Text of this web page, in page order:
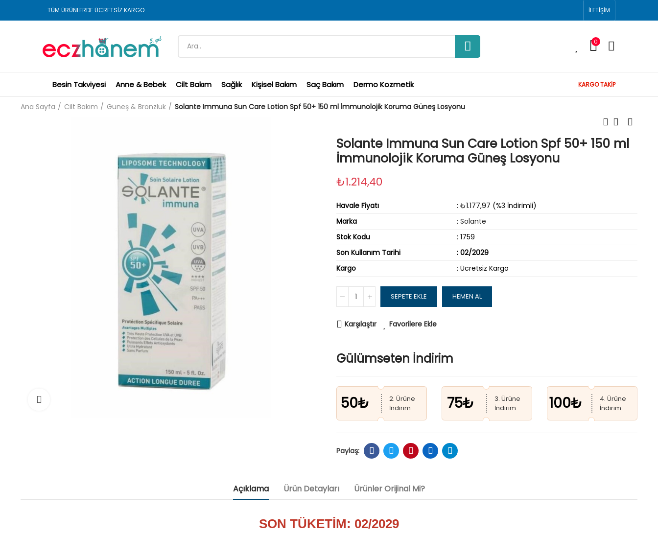
TÜM ÜRÜNLERDE ÜCRETSİZ KARGO İLETİŞİM
0
Besin Takviyesi Anne & Bebek Cilt Bakım Sağlık Kişisel Bakım Saç Bakım Dermo Kozmetik KARGO TAKİP
Ana Sayfa Cilt Bakım Güneş & Bronzluk Solante Immuna Sun Care Lotion Spf 50+ 150 ml İmmunolojik Koruma Güneş Losyonu
Solante Immuna Sun Care Lotion Spf 50+ 150 ml
İmmunolojik Koruma Güneş Losyonu
₺1.214,40
Havale Fiyatı
: ₺1.177,97 (%3 İndirimli)
Marka
: Solante
Stok Kodu
: 1759
Son Kullanım Tarihi
: 02/2029
Kargo
: Ücretsiz Kargo
SEPETE EKLE HEMEN AL
Karşılaştır Favorilere Ekle
Gülümseten İndirim
50₺
2. Ürüne
İndirim
75₺
3. Ürüne
İndirim
100₺
4. Ürüne
İndirim
Açıklama Ürün Detayları Ürünler Orijinal Mi?
SON TÜKETİM: 02/2029